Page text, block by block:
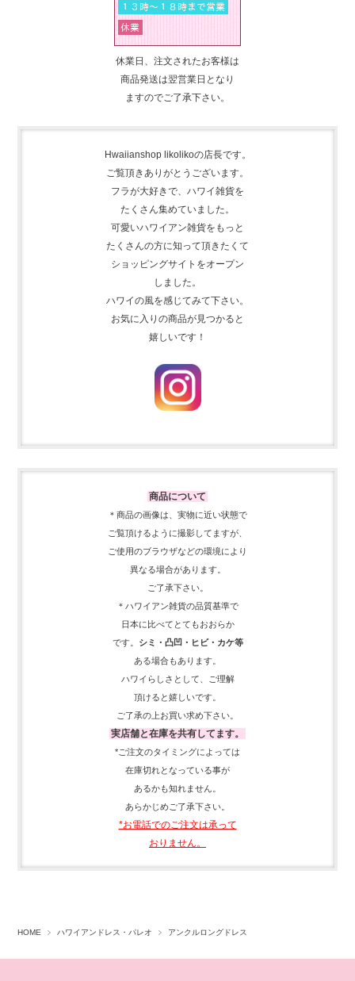
休業日、注文されたお客様は
商品発送は翌営業日となり
ますのでご了承下さい。
Hwaiianshop likolikoの店長です。
ご覧頂きありがとうございます。
フラが大好きで、 ハワイ雑貨を
たくさん集めていました。
可愛いハワイアン雑貨をもっと
たくさんの方に知って頂きたくて
ショッピングサイトをオープン
しました。
ハワイの風を感じてみて下さい。
お気に入りの商品が見つかると
嬉しいです！
商品について
＊商品の画像は、実物に近い状態で
ご覧頂けるように撮影してますが、
ご使用のブラウザなどの環境により
異なる場合があります。
ご了承下さい。
＊ハワイアン雑貨の品質基準で
日本に比べてとてもおおらか
です。
シミ・凸凹・ヒビ・カケ等
ある場合もあります。
ハワイらしさとして、
ご理解
頂ける と嬉しいです。
ご了承の上お買い求め下さい。
実店舗と在庫を共有してます。
*ご注文のタイミングによっては
在庫切れとなっている事が
あるかも知れません。
あらかじめご了承下さい。
*お電話でのご注文は承って
おりません。
HOME ハワイアンドレス・パレオ アンクルロングドレス